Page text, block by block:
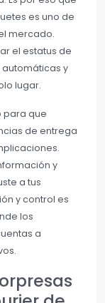
es uno de
mercado.
el estatus de
y
lugar.
para que
de entrega
y
a tus
y control es
los
a